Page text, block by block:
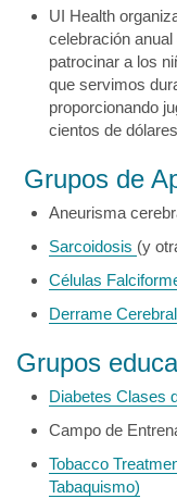
UI Health
celebración
patrocinar a los
que servimos
proporcionando
cientos de
Grupos de
Aneurisma
Sarcoidosis (y
Células
Derrame Cerebral
Grupos
Diabetes Clases
Campo de
Tobacco
Tabaquismo)